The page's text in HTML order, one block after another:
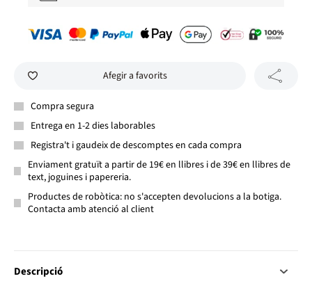
Afegir a favorits
Compra segura
Entrega en 1-2 dies laborables
Registra't i gaudeix de descomptes en cada compra
Enviament gratuït a partir de 19€ en llibres i de 39€ en llibres de
text, joguines i papereria.
Productes de robòtica: no s'accepten devolucions a la botiga.
Contacta amb atenció al client
Descripció